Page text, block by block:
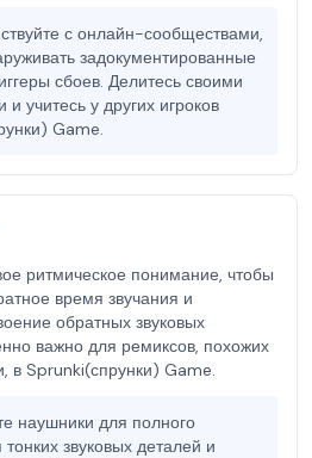
с онлайн-сообществами,
задокументированные
сбоев. Делитесь своими
и учитесь у других игроков
Game.
ритмическое понимание, чтобы
время звучания и
обратных звуковых
важно для ремиксов, похожих
в Sprunki(спрунки) Game.
наушники для полного
звуковых деталей и